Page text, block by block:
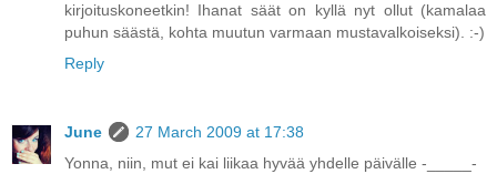
kirjoituskoneetkin! Ihanat säät on kyllä nyt ollut (kamalaa
puhun säästä, kohta muutun varmaan mustavalkoiseksi). :-)
Reply
June
27 March 2009 at 17:38
Yonna, niin, mut ei kai liikaa hyvää yhdelle päivälle -_____-